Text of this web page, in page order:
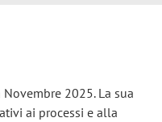
2025. La sua
ai processi e alla